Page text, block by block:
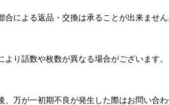
合による返品・交換は承ることが出来ません
より話数や枚数が異なる場合がございます。
、万が一初期不良が発生した際はお問い合